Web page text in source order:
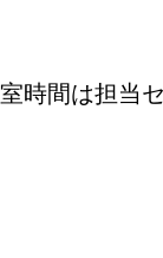
間は担当